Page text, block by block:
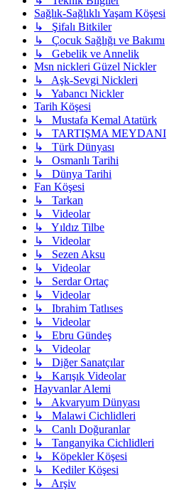
Sağlık-Sağlıklı Yaşam Köşesi
↳ Şifalı Bitkiler
↳ Çocuk Sağlığı ve Bakımı
↳ Gebelik ve Annelik
Msn nickleri Güzel Nickler
↳ Aşk-Sevgi Nickleri
↳ Yabancı Nickler
Tarih Köşesi
↳ Mustafa Kemal Atatürk
↳ TARTIŞMA MEYDANI
↳ Türk Dünyası
↳ Osmanlı Tarihi
↳ Dünya Tarihi
Fan Köşesi
↳ Tarkan
↳ Videolar
↳ Yıldız Tilbe
↳ Videolar
↳ Sezen Aksu
↳ Videolar
↳ Serdar Ortaç
↳ Videolar
↳ Ibrahim Tatlıses
↳ Videolar
↳ Ebru Gündeş
↳ Videolar
↳ Diğer Sanatçılar
↳ Karışık Videolar
Hayvanlar Alemi
↳ Akvaryum Dünyası
↳ Malawi Cichlidleri
↳ Canlı Doğuranlar
↳ Tanganyika Cichlidleri
↳ Köpekler Köşesi
↳ Kediler Köşesi
↳ Arşiv